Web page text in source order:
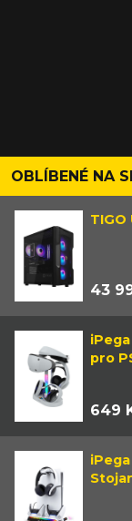
OBLÍBENÉ NA
TIGO
43
pro
649